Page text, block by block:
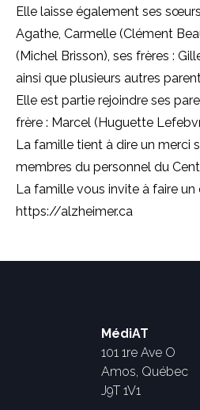
Elle laisse également ses
Agathe, Carmelle (Clément
(Michel Brisson), ses frères :
ainsi que plusieurs autres
Elle est partie rejoindre ses
frère : Marcel (Huguette
La famille tient à dire un merci
membres du personnel du
La famille vous invite à faire un
https://alzheimer.ca
MédiAT
101 1re Ave O
Amos, Québec
J9T 1V1